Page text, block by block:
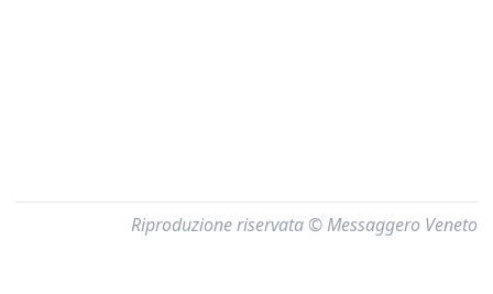
Riproduzione riservata © Messaggero Veneto